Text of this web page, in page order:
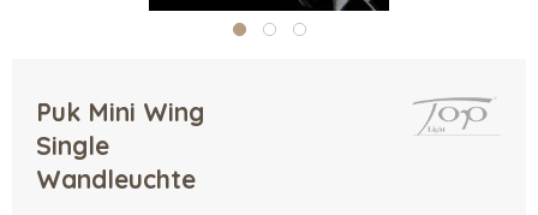
Puk Mini Wing
Single
Wandleuchte